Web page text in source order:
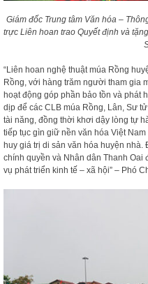
Giám đốc Trung tâm Văn hóa –
trực Liên hoan trao Quyết định và
“Liên hoan nghệ thuật múa Rồng
Rồng, với hàng trăm người tham gia
hoạt động góp phần bảo tồn và phát
dịp để các CLB múa Rồng, Lân, Sư
tài năng, đồng thời khơi dậy lòng tự
tiếp tục gìn giữ nền văn hóa Việt
huy giá trị di sản văn hóa huyện
chính quyền và Nhân dân Thanh Oai
vụ phát triển kinh tế – xã hội” – Phó